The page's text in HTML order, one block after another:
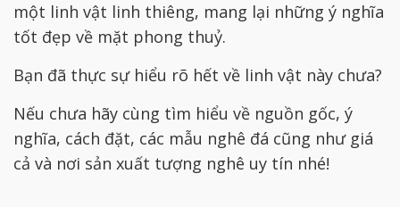
một linh vật linh thiêng, mang lại những ý nghĩa
tốt đẹp về mặt phong thuỷ.
Bạn đã thực sự hiểu rõ hết về linh vật này chưa?
Nếu chưa hãy cùng tìm hiểu về nguồn gốc, ý
nghĩa, cách đặt, các mẫu nghê đá cũng như giá
cả và nơi sản xuất tượng nghê uy tín nhé!